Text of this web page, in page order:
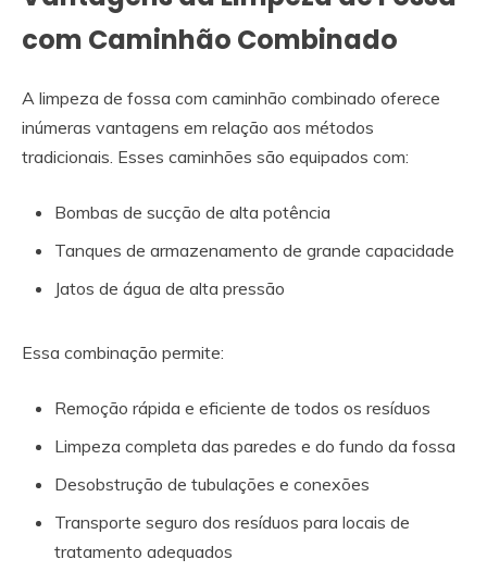
com Caminhão Combinado
A limpeza de fossa com caminhão combinado oferece
inúmeras vantagens em relação aos métodos
tradicionais. Esses caminhões são equipados com:
Bombas de sucção de alta potência
Tanques de armazenamento de grande capacidade
Jatos de água de alta pressão
Essa combinação permite:
Remoção rápida e eficiente de todos os resíduos
Limpeza completa das paredes e do fundo da fossa
Desobstrução de tubulações e conexões
Transporte seguro dos resíduos para locais de
tratamento adequados